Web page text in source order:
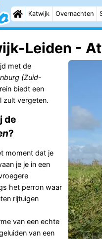
Katwijk Overnachten
Leiden -
met de
(Zuid-
biedt een
zult vergeten.
de
?
moment dat je
je je in een
het perron waar
rijtuigen
van een echte
van een